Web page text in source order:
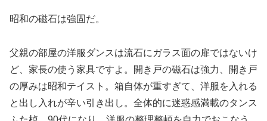
昭和の磁石は強固だ。
父親の部屋の洋服ダンスは流石にガラス面の扉ではないけ
ど、家長の使う家具ですよ。開き戸の磁石は強力、開き戸
の厚みは昭和テイスト。箱自体が重すぎて、洋服を入れる
と出し入れが辛い引き出し。全体的に迷惑感満載のタンス